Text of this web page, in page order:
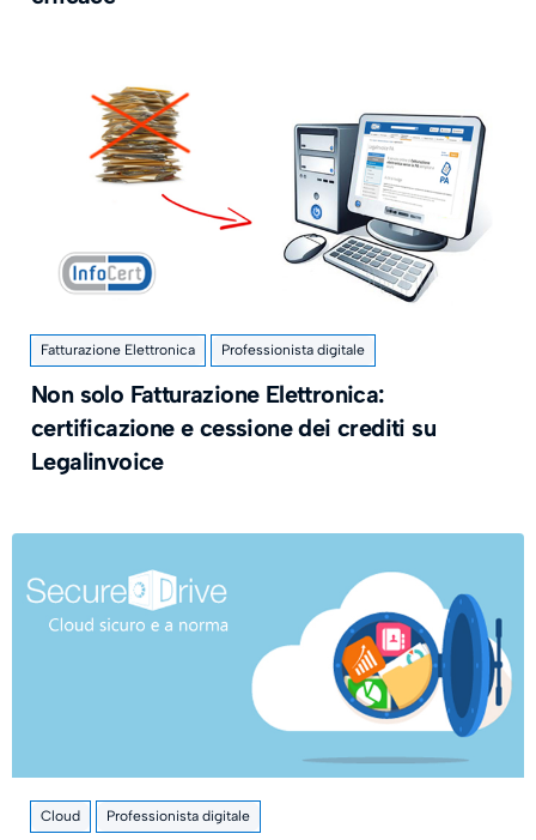
Fatturazione Elettronica Professionista digitale
Non solo Fatturazione Elettronica:
certificazione e cessione dei crediti su
Legalinvoice
Cloud Professionista digitale